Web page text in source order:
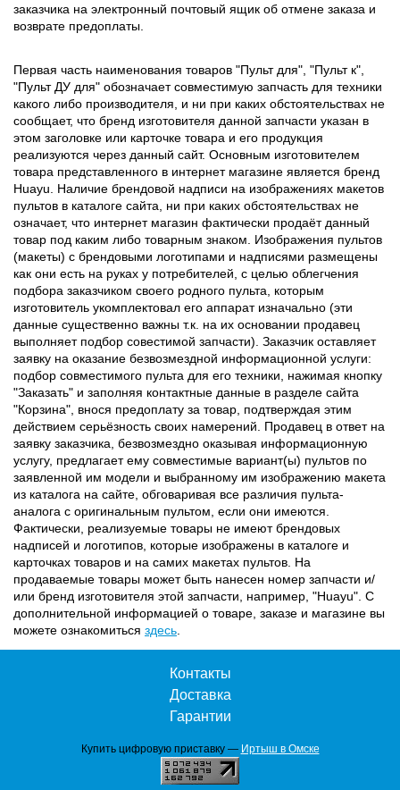
заказчика на электронный почтовый ящик об отмене заказа и
возврате предоплаты.
Первая часть наименования товаров "Пульт для", "Пульт к",
"Пульт ДУ для" обозначает совместимую запчасть для техники
какого либо производителя, и ни при каких обстоятельствах не
сообщает, что бренд изготовителя данной запчасти указан в
этом заголовке или карточке товара и его продукция
реализуются через данный сайт. Основным изготовителем
товара представленного в интернет магазине является бренд
Huayu. Наличие брендовой надписи на изображениях макетов
пультов в каталоге сайта, ни при каких обстоятельствах не
означает, что интернет магазин фактически продаёт данный
товар под каким либо товарным знаком. Изображения пультов
(макеты) с брендовыми логотипами и надписями размещены
как они есть на руках у потребителей, с целью облегчения
подбора заказчиком своего родного пульта, которым
изготовитель укомплектовал его аппарат изначально (эти
данные существенно важны т.к. на их основании продавец
выполняет подбор совестимой запчасти). Заказчик оставляет
заявку на оказание безвозмездной информационной услуги:
подбор совместимого пульта для его техники, нажимая кнопку
"Заказать" и заполняя контактные данные в разделе сайта
"Корзина", внося предоплату за товар, подтверждая этим
действием серьёзность своих намерений. Продавец в ответ на
заявку заказчика, безвозмездно оказывая информационную
услугу, предлагает ему совместимые вариант(ы) пультов по
заявленной им модели и выбранному им изображению макета
из каталога на сайте, обговаривая все различия пульта-
аналога с оригинальным пультом, если они имеются.
Фактически, реализуемые товары не имеют брендовых
надписей и логотипов, которые изображены в каталоге и
карточках товаров и на самих макетах пультов. На
продаваемые товары может быть нанесен номер запчасти и/
или бренд изготовителя этой запчасти, например, "Huayu". С
дополнительной информацией о товаре, заказе и магазине вы
можете ознакомиться здесь
Контакты
Доставка
Гарантии
Купить цифровую приставку — Иртыш в Омске